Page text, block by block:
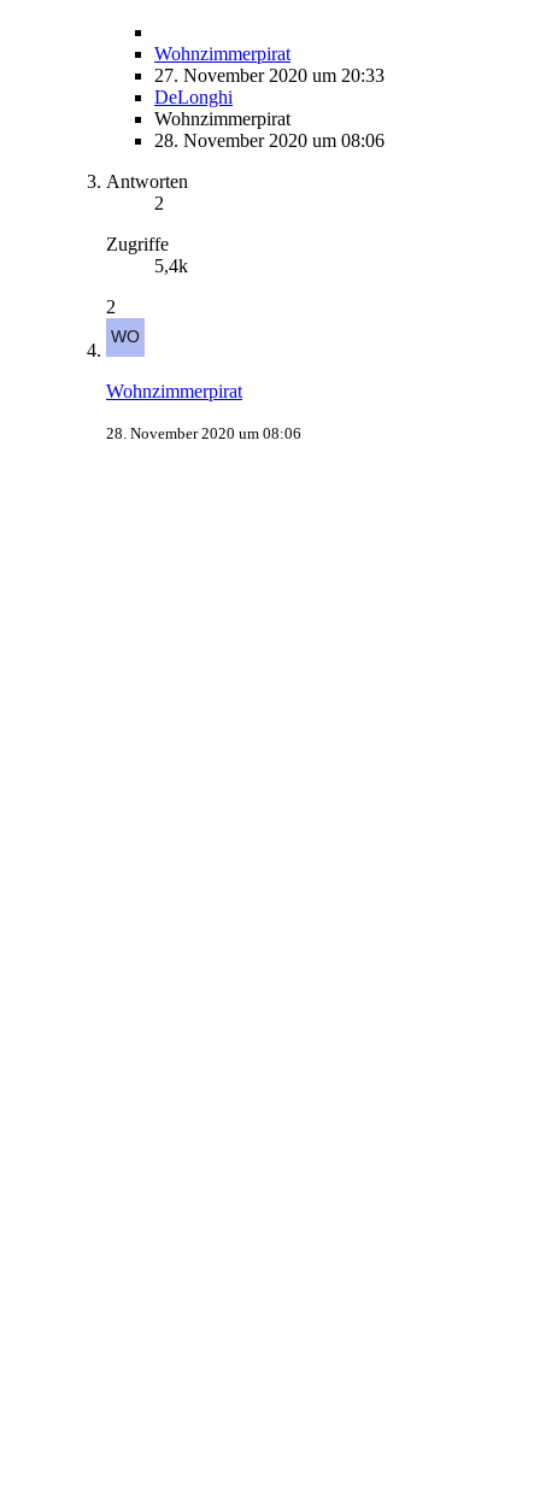
Wohnzimmerpirat
27. November 2020 um 20:33
DeLonghi
Wohnzimmerpirat
28. November 2020 um 08:06
Antworten
2
Zugriffe
5,4k
2
Wohnzimmerpirat
28. November 2020 um 08:06